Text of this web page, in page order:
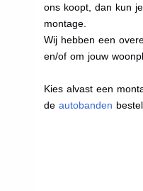
ons koopt, dan kun
montage.
Wij hebben een
en/of om jouw
Kies alvast een
de autobanden